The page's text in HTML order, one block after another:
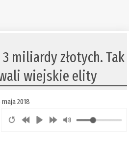
3 miliardy złotych. Tak
wiejskie elity
maja 2018